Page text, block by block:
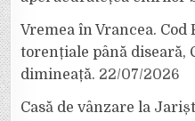
Vremea în Vrancea.
torențiale până diseară,
dimineață. 22/07/2026
Casă de vânzare la